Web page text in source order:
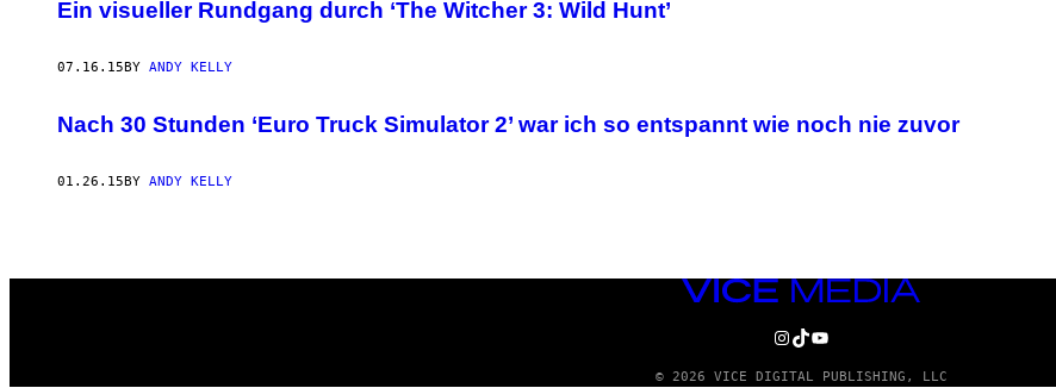
Ein visueller Rundgang durch ‘The Witcher 3: Wild Hunt’
07.16.15 BY ANDY KELLY
Nach 30 Stunden ‘Euro Truck Simulator 2’ war ich so entspannt wie noch nie zuvor
01.26.15 BY ANDY KELLY
VICE
INSTAGRAM
TIKTOK
YOUTUBE
© 2026 VICE DIGITAL PUBLISHING, LLC